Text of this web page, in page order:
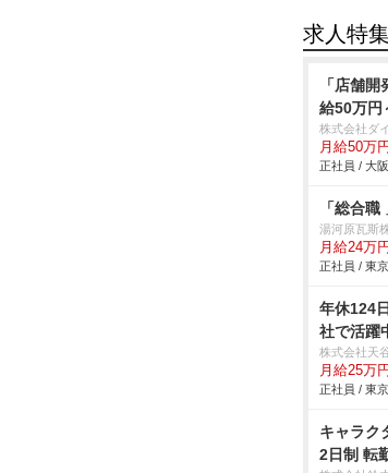
求人特集
「店舗
給50万円
株式会社ダ
月給50万
正社員 / 大
「総合
湯河原瓦斯
月給24万
正社員 / 東
年休124
社で活躍
株式会社天
月給25万
正社員 / 東
キャラク
2日制 転